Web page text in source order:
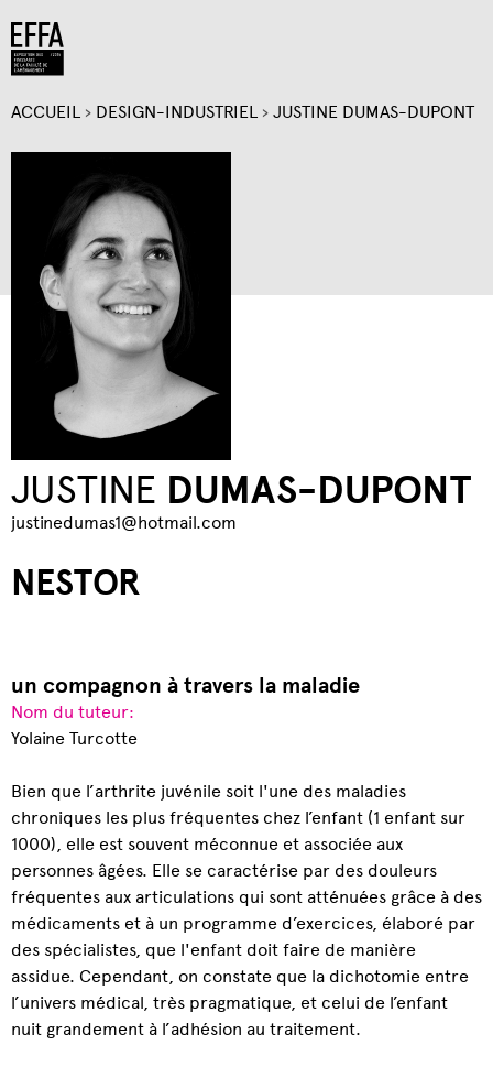
VOUS
ÊTES
ICI
ACCUEIL › DESIGN-INDUSTRIEL ›JUSTINE DUMAS-DUPONT
JUSTINE DUMAS-DUPONT
justinedumas1@hotmail.com
NESTOR
un compagnon à travers la maladie
Nom du tuteur:
Yolaine Turcotte
Bien que l’arthrite juvénile soit l'une des maladies
chroniques les plus fréquentes chez l’enfant (1 enfant sur
1000), elle est souvent méconnue et associée aux
personnes âgées. Elle se caractérise par des douleurs
fréquentes aux articulations qui sont atténuées grâce à des
médicaments et à un programme d’exercices, élaboré par
des spécialistes, que l'enfant doit faire de manière
assidue. Cependant, on constate que la dichotomie entre
l’univers médical, très pragmatique, et celui de l’enfant
nuit grandement à l’adhésion au traitement.